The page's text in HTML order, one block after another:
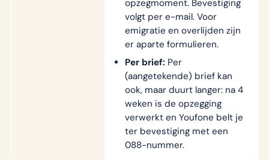
opzegmoment. Bevestiging
volgt per e-mail. Voor
emigratie en overlijden zijn
er aparte formulieren.
Per brief: Per
(aangetekende) brief kan
ook, maar duurt langer: na 4
weken is de opzegging
verwerkt en Youfone belt je
ter bevestiging met een
088-nummer.